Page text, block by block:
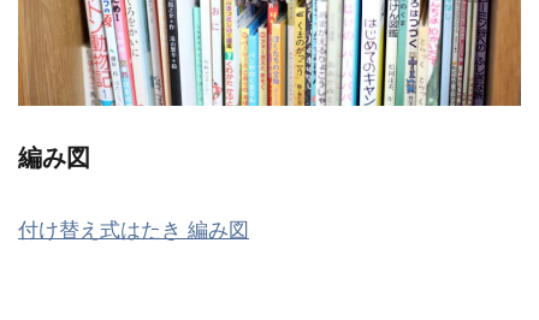
編み図
付け替え式はたき 編み図